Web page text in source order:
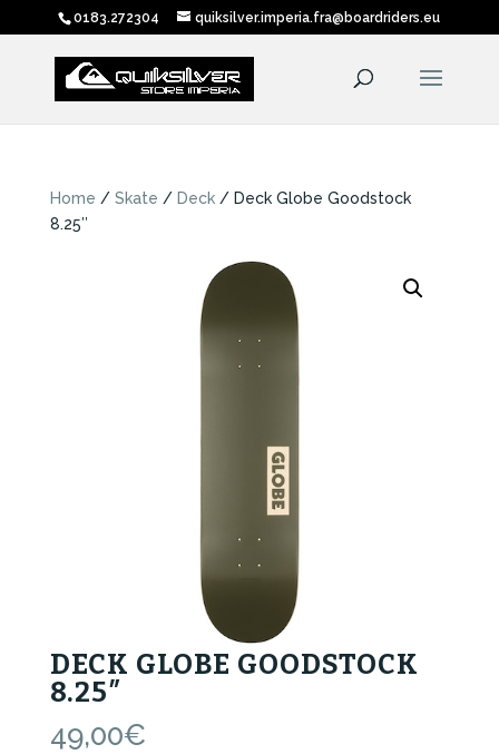
0183.272304 quiksilver.imperia.fra@boardriders.eu
Home / Skate / Deck/ Deck Globe Goodstock
8.25″
DECK GLOBE GOODSTOCK
8.25″
49,00€